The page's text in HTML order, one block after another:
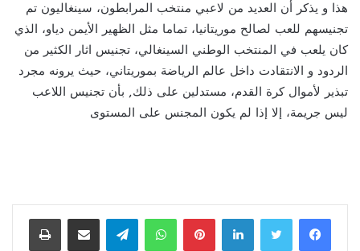
هذا و يذكر أن العديد من لاعبي منتخب المرابطون، سينغاليون تم
تجنيسهم للعب لصالح موريتانيا، تماما مثل الظهير الأيمن دياو، الذي
كان يلعب في المنتخب الوطني السينغالي، تجنيس اثار الكثير من
الردود و الانتقادت داخل عالم الرياضة بموريتاني، حيث يرونه مجرد
تبذير لأموال كرة القدم، مستدلين على ذلك, بأن تجنيس اللاعب
ليس جريمة، إلا إذا لم يكون المجنس على المستوى
لينكدإن بينتيريستواتساب تيلقرام مشاركة عبر البريد طباعة